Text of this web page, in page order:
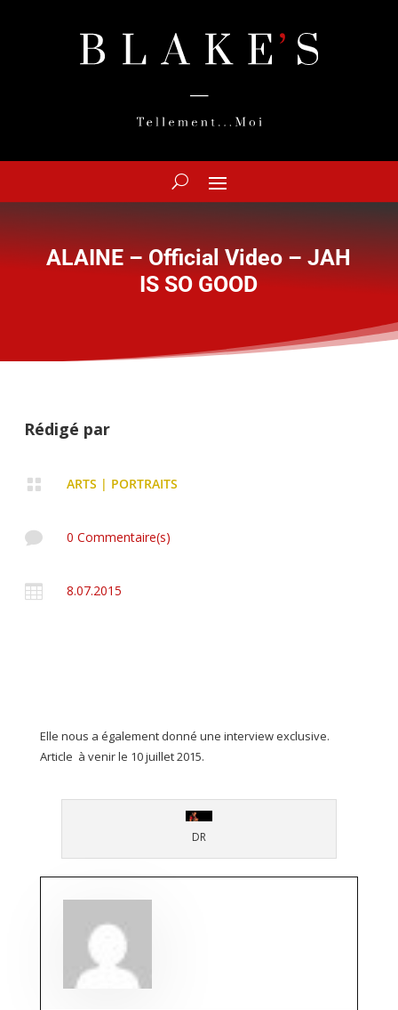
ALAINE – Official Video – JAH
IS SO GOOD
Rédigé par
 ARTS | PORTRAITS
 0 Commentaire(s)
 8.07.2015
Elle nous a également donné une interview exclusive.
Article à venir le 10 juillet 2015.
DR